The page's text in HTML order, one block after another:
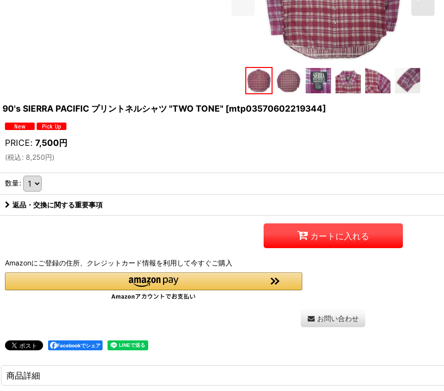
90's SIERRA PACIFIC プリントネルシャツ "TWO TONE" [mtp03570602219344]
PRICE: 7,500円
(税込: 8,250円)
数量:
返品・交換に関する重要事項
カートに入れる
Amazonにご登録の住所、クレジットカード情報を利用して今すぐご購入
お問い合わせ
Facebookでシェア
商品詳細